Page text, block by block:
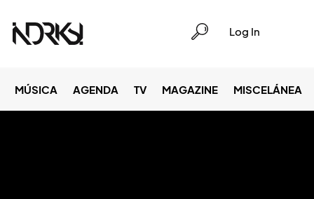
Log In
MÚSICA AGENDA TV MAGAZINE MISCELÁNEA